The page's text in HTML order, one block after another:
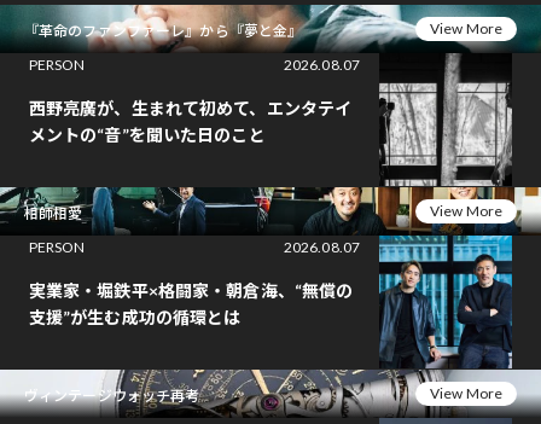
『革命のファンファーレ』から『夢と金』
View More
PERSON
2026.08.07
西野亮廣が、生まれて初めて、エンタテイ
メントの“音”を聞いた日のこと
相師相愛
View More
PERSON
2026.08.07
実業家・堀鉄平×格闘家・朝倉海、“無償の
支援”が生む成功の循環とは
ヴィンテージウォッチ再考
View More